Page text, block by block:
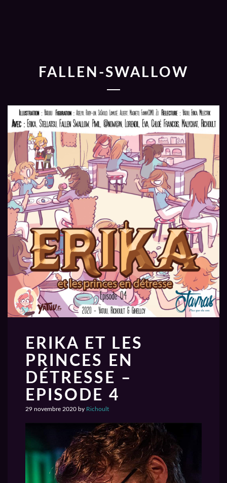
FALLEN-SWALLOW
ERIKA ET LES
PRINCES EN
DÉTRESSE –
EPISODE 4
29 novembre 2020 by Richoult